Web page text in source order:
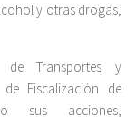
y otras drogas,
Transportes y
Fiscalización de
sus acciones,